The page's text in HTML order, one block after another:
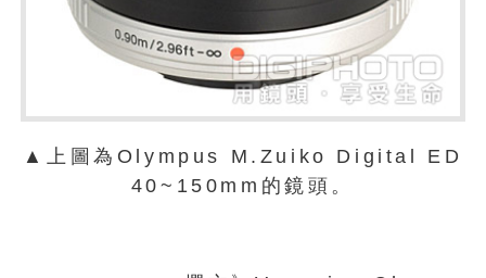
▲上圖為Olympus M.Zuiko Digital ED
40~150mm的鏡頭。